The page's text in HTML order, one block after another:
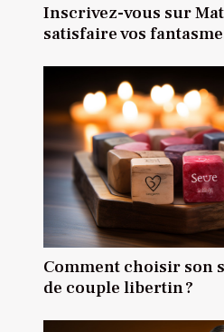
Inscrivez-vous sur
satisfaire vos
Comment choisir son
de couple libertin ?